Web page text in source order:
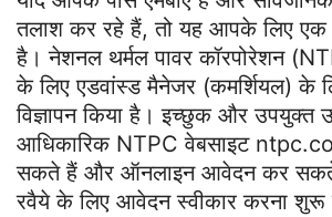
तलाश कर रहे हैं, तो यह आपके लिए एक
है। नेशनल थर्मल पावर कॉरपोरेशन
के लिए एडवांस्ड मैनेजर (कमर्शियल) के
विज्ञापन किया है। इच्छुक और उपयुक्त
आधिकारिक NTPC वेबसाइट
सकते हैं और ऑनलाइन आवेदन कर
रवैये के लिए आवेदन स्वीकार करना शुरू